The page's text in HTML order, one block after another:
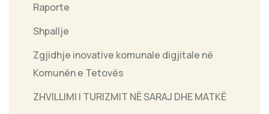
Raporte
Shpallje
Zgjidhje inovative komunale digjitale në
Komunën e Tetovës
ZHVILLIMI I TURIZMIT NË SARAJ DHE MATKË